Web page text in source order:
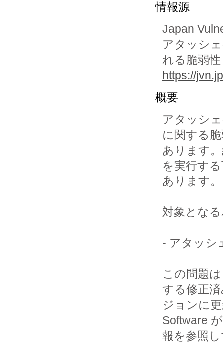
情報源
Japan
アタッシ
れる脆弱性
https://
概要
アタッシ
に関する
あります
を実行す
あります。
対象とな
- アタッシ
この問題
する修正
ジョンに
Software
報を参照